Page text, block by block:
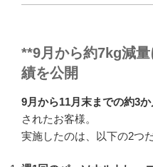
**9月から約7kg減
績を公開
9月から11月末までの約3
されたお客様。
実施したのは、以下の2つ